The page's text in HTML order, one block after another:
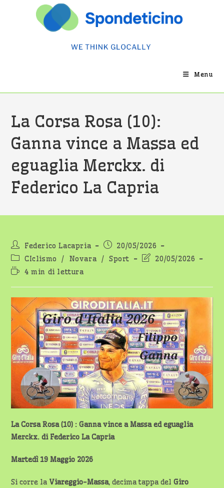
Menu
La Corsa Rosa (10):
Ganna vince a Massa ed
eguaglia Merckx. di
Federico La Capria
Autore
dell'articolo:
Federico Lacapria
Articolo
pubblicato:
20/05/2026
Categoria
dell'articolo:
CIclismo / Novara / Sport
Ultima20/05/2026
Tempo
lettura:
4 min di lettura
La Corsa Rosa (10) : Ganna vince a Massa ed eguaglia
Merckx. di Federico La Capria
Martedì 19 Maggio 2026
Si corre la Viareggio-Massa, decima tappa delGiro